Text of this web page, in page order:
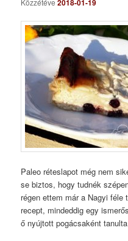
2018-01-19
Paleo réteslapot még nem
se biztos, hogy tudnék
régen ettem már a Nagyi
recept, mindeddig egy
ő nyújtott pogácsaként